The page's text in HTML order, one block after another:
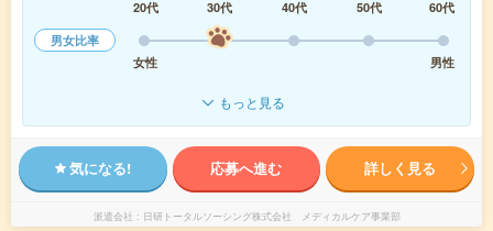
20代
30代 40代 50代
60代
男女比率
女性
男性
もっと見る
気になる! 応募へ進む 詳しく見る
派遣会社 日研トータルソーシング株式会社 メディカルケア事業部